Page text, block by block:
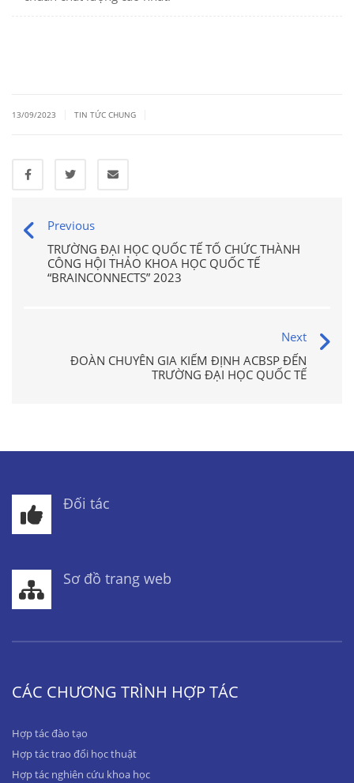
13/09/2023 TIN TỨC CHUNG
Previous
TRƯỜNG ĐẠI HỌC QUỐC TẾ TỔ CHỨC THÀNH
CÔNG HỘI THẢO KHOA HỌC QUỐC TẾ
“BRAINCONNECTS” 2023
Next
ĐOÀN CHUYÊN GIA KIỂM ĐỊNH ACBSP ĐẾN
TRƯỜNG ĐẠI HỌC QUỐC TẾ
Đối tác
Sơ đồ trang web
CÁC CHƯƠNG TRÌNH HỢP TÁC
Hợp tác đào tạo
Hợp tác trao đổi học thuật
Hợp tác nghiên cứu khoa học